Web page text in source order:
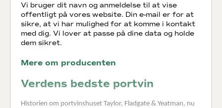
Vi bruger dit navn og anmeldelse til at vise
offentligt på vores website. Din e-mail er for at
sikre, at vi har mulighed for at komme i kontakt
med dig. Vi lover at passe på dine data og holde
dem sikret.
Mere om producenten
Verdens bedste portvin
Historien om portvinshuset Taylor, Fladgate & Yeatman, nu